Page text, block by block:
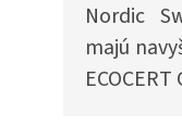
Nordic
majú
ECOCERT